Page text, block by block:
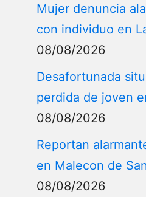
Mujer denuncia
con individuo en
08/08/2026
Desafortunada
perdida de joven
08/08/2026
Reportan
en Malecon de
08/08/2026